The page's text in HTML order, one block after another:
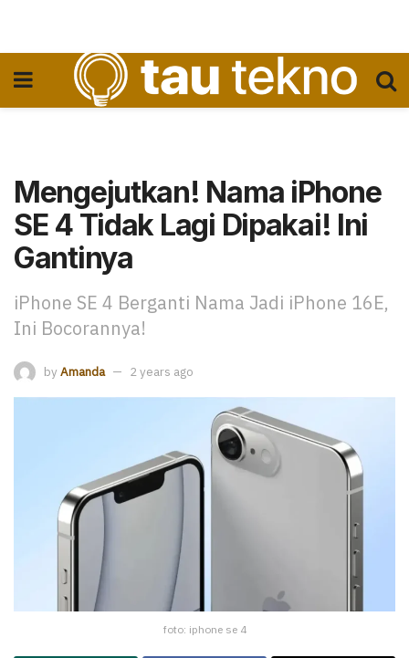
Mengejutkan! Nama iPhone
SE 4 Tidak Lagi Dipakai! Ini
Gantinya
iPhone SE 4 Berganti Nama Jadi iPhone 16E,
Ini Bocorannya!
by Amanda 2 years ago
foto: iphone se 4